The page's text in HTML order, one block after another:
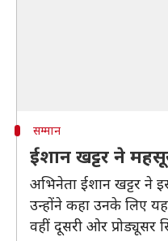
सम्मान
ईशान खट्टर ने
अभिनेता ईशान खट्टर ने
उन्होंने कहा उनके लिए
वहीं दूसरी ओर प्रोड्यूसर